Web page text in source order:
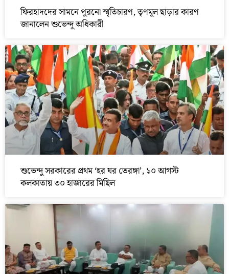
ফিরহাদদের সামনে পুরনো স্মৃতিচারণ, তৃণমূল ছাড়ার কারণ
জানালেন শুভেন্দু অধিকারী
শুভেন্দু সরকারের প্রথম ‘হর ঘর তেরঙ্গা’, ১০ আগস্ট
কলকাতায় ৩০ হাজারের মিছিল